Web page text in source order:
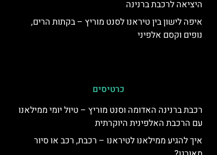
היציאה לרכבת ברנינה
איפה לישון בין טיראנו לסנט מוריץ – בקתות הרים,
נופים וקסם אלפיני
כרטיסים
רכבת ברנינה האדומה וסנט מוריץ – טיול יומי ממילאנו
עם הרכבת האלפינית היוקרתית
איך להגיע ממילאנו לטיראנו – רכבת, רכב או סיור